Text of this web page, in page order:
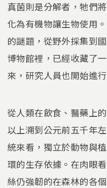
真菌則是分解者，牠們
化為有機物讓生物使用
的謎題，從野外採集到
博物館裡，已經收藏了
來，研究人員也開始進
從人類在飲食、醫藥上
以上溯到公元前五千年
統來看，獨立於動物與
環的生存依據。在肉眼
絲仍強韌的在森林的各